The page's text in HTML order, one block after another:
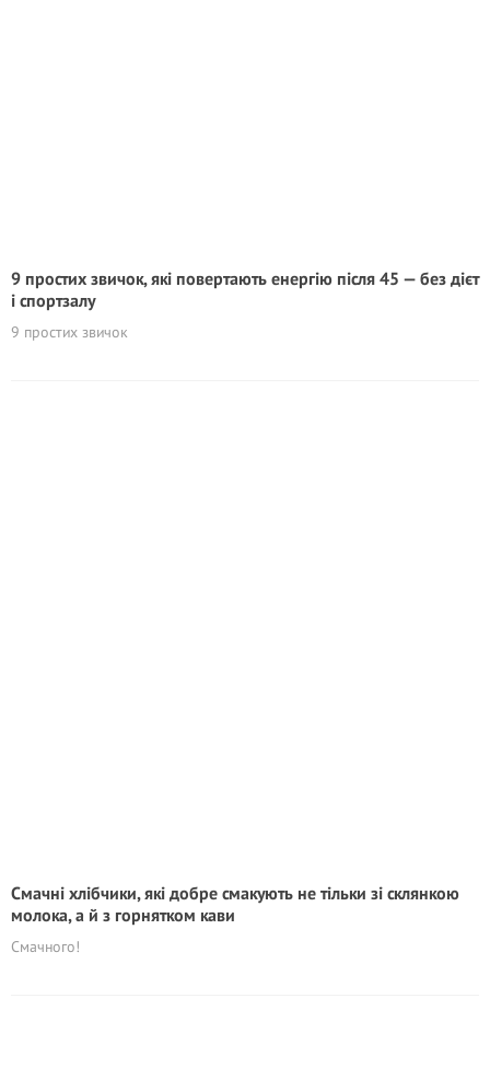
9 простих звичок, які повертають енергію після 45 — без дієт
і спортзалу
9 простих звичок
Смачні хлібчики, які добре смакують не тільки зі склянкою
молока, а й з горнятком кави
Смачного!